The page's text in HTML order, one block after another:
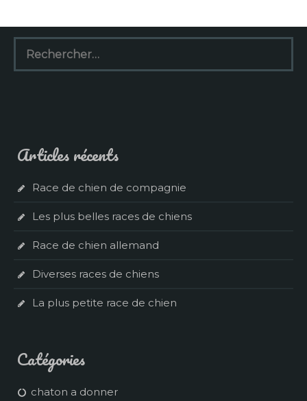
Rechercher :
Articles récents
Race de chien de compagnie
Les plus belles races de chiens
Race de chien allemand
Diverses races de chiens
La plus petite race de chien
Catégories
chaton a donner